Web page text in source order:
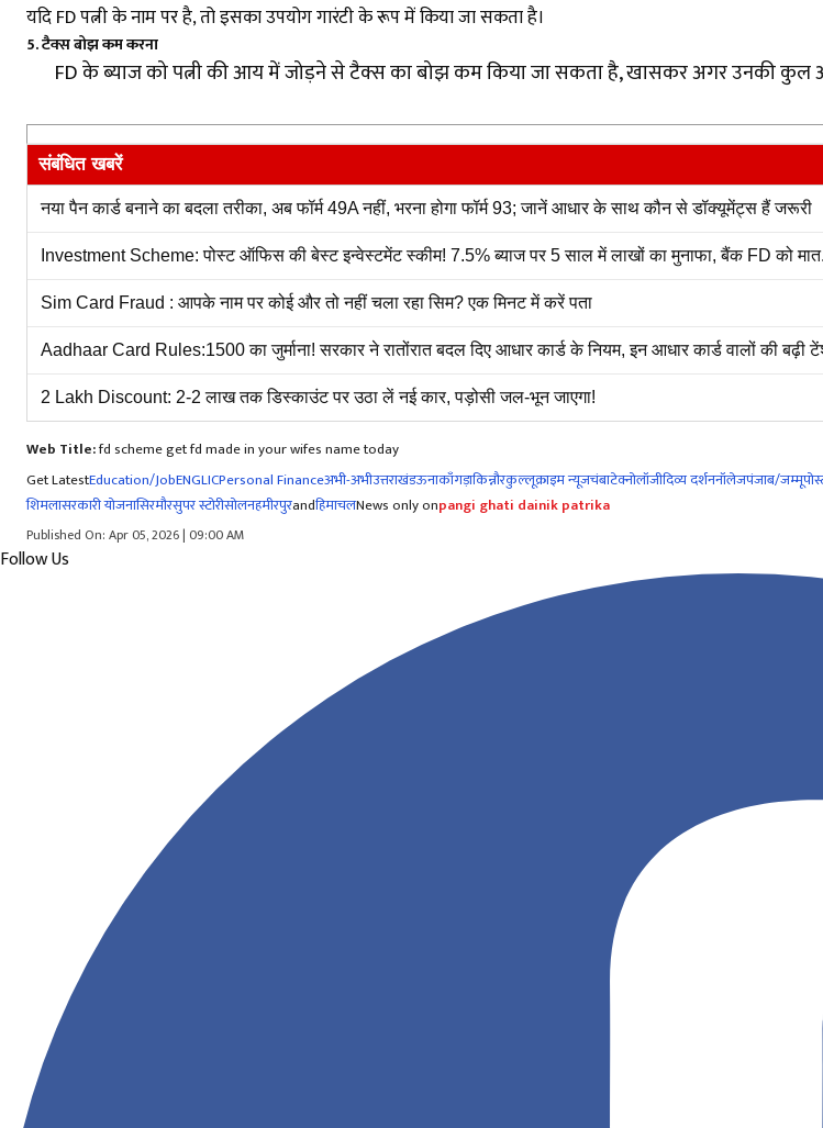
यदि FD पत्नी के नाम पर है, तो इसका उपयोग गारंटी के रूप में किया जा सकता है।
5.टैक्स बोझ कम करना
FD के ब्याज को पत्नी की आय में जोड़ने से टैक्स का बोझ कम किया जा सकता है, खासकर अगर उनकी कुल
संबंधित खबरें
नया पैन कार्ड बनाने का बदला तरीका, अब फॉर्म 49A नहीं, भरना होगा फॉर्म 93; जानें आधार के साथ कौन से डॉक्यूमेंट्स हैं जरूरी
Investment Scheme: पोस्ट ऑफिस की बेस्ट इन्वेस्टमेंट स्कीम! 7.5% ब्याज पर 5 साल में लाखों का मुनाफा, बैंक FD को
Sim Card Fraud : आपके नाम पर कोई और तो नहीं चला रहा सिम? एक मिनट में करें पता
Aadhaar Card Rules:1500 का जुर्माना! सरकार ने रातोंरात बदल दिए आधार कार्ड के नियम, इन आधार कार्ड वालों की बढ़ी
2 Lakh Discount: 2-2 लाख तक डिस्काउंट पर उठा लें नई कार, पड़ोसी जल-भून जाएगा!
Web Title:fd scheme get fd made in your wifes name today
Get LatestEducation/JobENGLICPersonal Financeअभी-अभीउत्तराखंडऊनाकाँगड़ाकिन्नौरकुल्लूक्राइम न्यूजचंबाटेक्नोलॉजीदिव्य दर्शननॉलेजपंजाब/जम्मू
शिमलासरकारी योजनासिरमौरसुपर स्टोरीसोलनहमीरपुरandहिमाचलNews only onpangi ghati dainik patrika
Published On: Apr 05, 2026 | 09:00 AM
Follow Us